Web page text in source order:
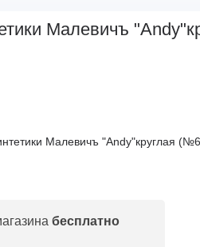
Малевичъ
Малевичъ "Andy"круглая
бесплатно